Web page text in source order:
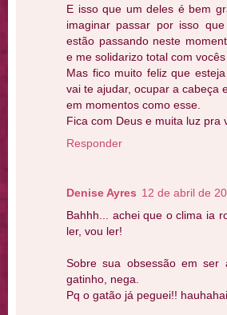
E isso que um deles é bem
imaginar passar por isso
estão passando neste
e me solidarizo total com vocês
Mas fico muito feliz que
vai te ajudar, ocupar a cabeça
em momentos como esse.
Fica com Deus e muita luz pra
Responder
Denise Ayres 12 de abril de
Bahhh... achei que o clima ia
ler, vou ler!
Sobre sua obsessão em
gatinho, nega.
Pq o gatão já peguei!! hauhahai